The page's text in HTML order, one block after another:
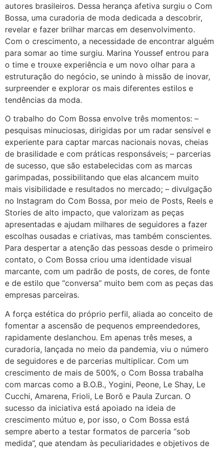
autores brasileiros. Dessa herança afetiva surgiu o Com
Bossa, uma curadoria de moda dedicada a descobrir,
revelar e fazer brilhar marcas em desenvolvimento.
Com o crescimento, a necessidade de encontrar alguém
para somar ao time surgiu. Marina Youssef entrou para
o time e trouxe experiência e um novo olhar para a
estruturação do negócio, se unindo à missão de inovar,
surpreender e explorar os mais diferentes estilos e
tendências da moda.
O trabalho do Com Bossa envolve três momentos: –
pesquisas minuciosas, dirigidas por um radar sensível e
experiente para captar marcas nacionais novas, cheias
de brasilidade e com práticas responsáveis; – parcerias
de sucesso, que são estabelecidas com as marcas
garimpadas, possibilitando que elas alcancem muito
mais visibilidade e resultados no mercado; – divulgação
no Instagram do Com Bossa, por meio de Posts, Reels e
Stories de alto impacto, que valorizam as peças
apresentadas e ajudam milhares de seguidores a fazer
escolhas ousadas e criativas, mas também conscientes.
Para despertar a atenção das pessoas desde o primeiro
contato, o Com Bossa criou uma identidade visual
marcante, com um padrão de posts, de cores, de fonte
e de estilo que “conversa” muito bem com as peças das
empresas parceiras.
A força estética do próprio perfil, aliada ao conceito de
fomentar a ascensão de pequenos empreendedores,
rapidamente deslanchou. Em apenas três meses, a
curadoria, lançada no meio da pandemia, viu o número
de seguidores e de parcerias multiplicar. Com um
crescimento de mais de 500%, o Com Bossa trabalha
com marcas como a B.O.B., Yogini, Peone, Le Shay, Le
Cucchi, Amarena, Frioli, Le Borô e Paula Zurcan. O
sucesso da iniciativa está apoiado na ideia de
crescimento mútuo e, por isso, o Com Bossa está
sempre aberto a testar formatos de parceria “sob
medida”, que atendam às peculiaridades e objetivos de